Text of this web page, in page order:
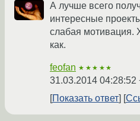
А лучше всего
интересные
слабая мотивация.
как.
feofan ★★★★★
31.03.2014 04:28:52
Показать ответ